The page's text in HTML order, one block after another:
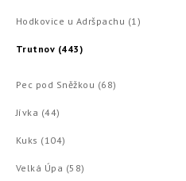
Hodkovice u Adršpachu (1)
Trutnov (443)
Pec pod Sněžkou (68)
Jívka (44)
Kuks (104)
Velká Úpa (58)